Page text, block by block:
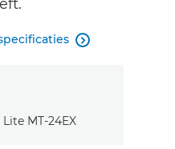
